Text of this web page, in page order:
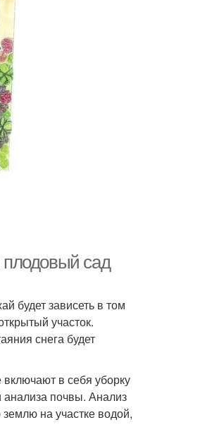
сад
будет зависеть в том
участок.
снега будет
в себя уборку
анализа почвы. Анализ
на участке водой,